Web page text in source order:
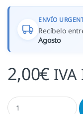
ENVÍO
Recíbelo
Agosto
2,00€
Bark - TVS 154